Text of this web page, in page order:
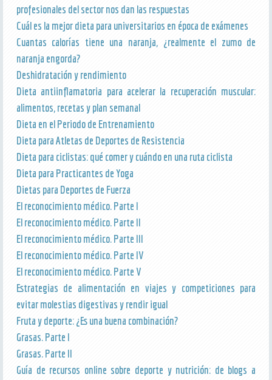
profesionales del sector nos dan las respuestas
Cuál es la mejor dieta para universitarios en época de exámenes
Cuantas calorías tiene una naranja, ¿realmente el zumo de
naranja engorda?
Deshidratación y rendimiento
Dieta antiinflamatoria para acelerar la recuperación muscular:
alimentos, recetas y plan semanal
Dieta en el Periodo de Entrenamiento
Dieta para Atletas de Deportes de Resistencia
Dieta para ciclistas: qué comer y cuándo en una ruta ciclista
Dieta para Practicantes de Yoga
Dietas para Deportes de Fuerza
El reconocimiento médico. Parte I
El reconocimiento médico. Parte II
El reconocimiento médico. Parte III
El reconocimiento médico. Parte IV
El reconocimiento médico. Parte V
Estrategias de alimentación en viajes y competiciones para
evitar molestias digestivas y rendir igual
Fruta y deporte: ¿Es una buena combinación?
Grasas. Parte I
Grasas. Parte II
Guía de recursos online sobre deporte y nutrición: de blogs a